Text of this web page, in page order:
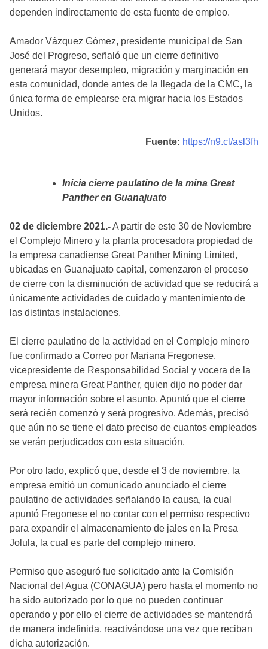
dependen indirectamente de esta fuente de empleo.
Amador Vázquez Gómez, presidente municipal de San
José del Progreso, señaló que un cierre definitivo
generará mayor desempleo, migración y marginación en
esta comunidad, donde antes de la llegada de la CMC, la
única forma de emplearse era migrar hacia los Estados
Unidos.
Fuente: https://n9.cl/asl3fh
Inicia cierre paulatino de la mina Great
Panther en Guanajuato
02 de diciembre 2021.-A partir de este 30 de Noviembre
el Complejo Minero y la planta procesadora propiedad de
la empresa canadiense Great Panther Mining Limited,
ubicadas en Guanajuato capital, comenzaron el proceso
de cierre con la disminución de actividad que se reducirá a
únicamente actividades de cuidado y mantenimiento de
las distintas instalaciones.
El cierre paulatino de la actividad en el Complejo minero
fue confirmado a Correo por Mariana Fregonese,
vicepresidente de Responsabilidad Social y vocera de la
empresa minera Great Panther, quien dijo no poder dar
mayor información sobre el asunto. Apuntó que el cierre
será recién comenzó y será progresivo. Además, precisó
que aún no se tiene el dato preciso de cuantos empleados
se verán perjudicados con esta situación.
Por otro lado, explicó que, desde el 3 de noviembre, la
empresa emitió un comunicado anunciado el cierre
paulatino de actividades señalando la causa, la cual
apuntó Fregonese el no contar con el permiso respectivo
para expandir el almacenamiento de jales en la Presa
Jolula, la cual es parte del complejo minero.
Permiso que aseguró fue solicitado ante la Comisión
Nacional del Agua (CONAGUA) pero hasta el momento no
ha sido autorizado por lo que no pueden continuar
operando y por ello el cierre de actividades se mantendrá
de manera indefinida, reactivándose una vez que reciban
dicha autorización.